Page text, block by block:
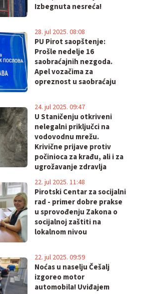
Izbegnuta nesreća!
PU Pirot saopštenje:
Prošle nedelje 16
saobraćajnih nezgoda.
Apel vozačima za
opreznost u saobraćaju
28. jul 2025. 08:08
U Staničenju otkriveni
nelegalni priključci na
vodovodnu mrežu.
Krivične prijave protiv
počinioca za krađu, ali i za
ugrožavanje zdravlja
stanovništva
24. jul 2025. 09:47
Pirotski Centar za socijalni
rad - primer dobre prakse
u sprovođenju Zakona o
socijalnoj zaštiti na
lokalnom nivou
22. jul 2025. 11:48
Noćas u naselju Češalj
izgoreo motor
automobila! Uviđajem
22. jul 2025. 09:59